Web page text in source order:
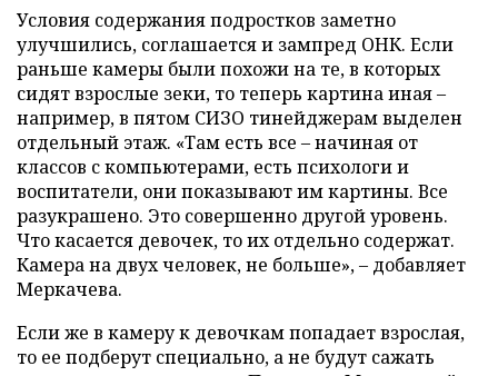
Условия содержания подростков заметно
улучшились, соглашается и зампред ОНК. Если
раньше камеры были похожи на те, в которых
сидят взрослые зеки, то теперь картина иная –
например, в пятом СИЗО тинейджерам выделен
отдельный этаж. «Там есть все – начиная от
классов с компьютерами, есть психологи и
воспитатели, они показывают им картины. Все
разукрашено. Это совершенно другой уровень.
Что касается девочек, то их отдельно содержат.
Камера на двух человек, не больше», – добавляет
Меркачева.
Если же в камеру к девочкам попадает взрослая,
то ее подберут специально, а не будут сажать